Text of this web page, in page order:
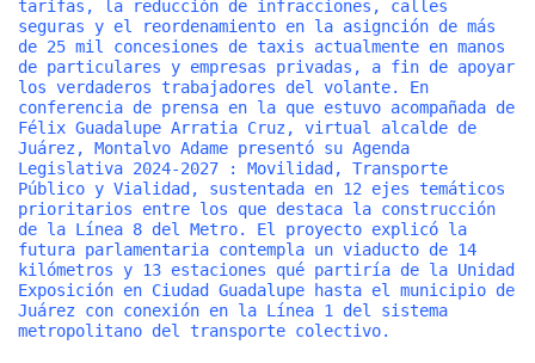
tarifas, la reducción de infracciones, calles
seguras y el reordenamiento en la asignción de más
de 25 mil concesiones de taxis actualmente en manos
de particulares y empresas privadas, a fin de apoyar
los verdaderos trabajadores del volante. En
conferencia de prensa en la que estuvo acompañada de
Félix Guadalupe Arratia Cruz, virtual alcalde de
Juárez, Montalvo Adame presentó su Agenda
Legislativa 2024-2027 : Movilidad, Transporte
Público y Vialidad, sustentada en 12 ejes temáticos
prioritarios entre los que destaca la construcción
de la Línea 8 del Metro. El proyecto explicó la
futura parlamentaria contempla un viaducto de 14
kilómetros y 13 estaciones qué partiría de la Unidad
Exposición en Ciudad Guadalupe hasta el municipio de
Juárez con conexión en la Línea 1 del sistema
metropolitano del transporte colectivo.